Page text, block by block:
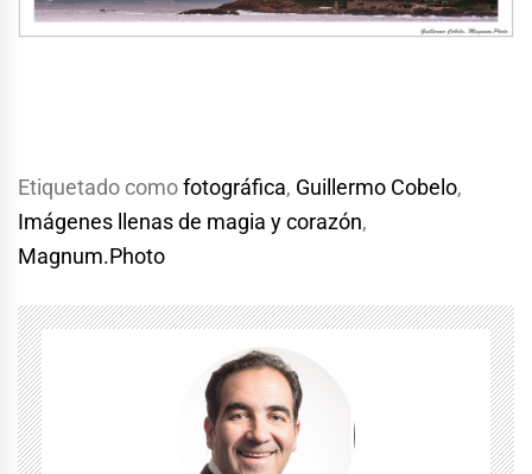
Etiquetado comofotográfica, Guillermo Cobelo,
Imágenes llenas de magia y corazón,
Magnum.Photo